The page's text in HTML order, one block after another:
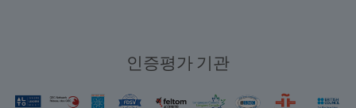
인증평가 기관